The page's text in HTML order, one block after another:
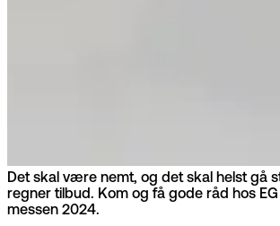
Det skal være nemt, og det skal helst gå
regner tilbud. Kom og få gode råd hos
messen 2024.